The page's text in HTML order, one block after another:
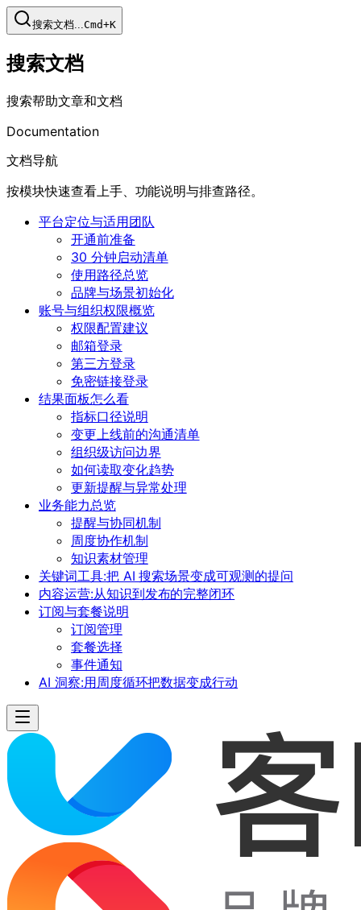
搜索文档...Cmd+K
搜索文档
搜索帮助文章和文档
Documentation
文档导航
按模块快速查看上手、功能说明与排查路径。
平台定位与适用团队
开通前准备
30 分钟启动清单
使用路径总览
品牌与场景初始化
账号与组织权限概览
权限配置建议
邮箱登录
第三方登录
免密链接登录
结果面板怎么看
指标口径说明
变更上线前的沟通清单
组织级访问边界
如何读取变化趋势
更新提醒与异常处理
业务能力总览
提醒与协同机制
周度协作机制
知识素材管理
关键词工具:把 AI 搜索场景变成可观测的提问
内容运营:从知识到发布的完整闭环
订阅与套餐说明
订阅管理
套餐选择
事件通知
AI 洞察:用周度循环把数据变成行动